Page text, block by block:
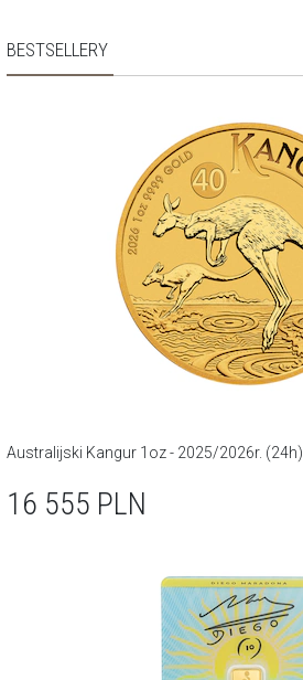
BESTSELLERY
Australijski Kangur 1oz - 2025/2026r. (24h)
16 555 PLN